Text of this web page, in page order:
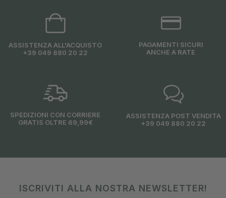
ASSISTENZA ALL'ACQUISTO
+39 049 880 20 22
PAGAMENTI SICURI
ANCHE A RATE
SPEDIZIONI CON CORRIERE
GRATIS OLTRE 69,99€
ASSISTENZA POST VENDITA
+39 049 880 20 22
ISCRIVITI ALLA NOSTRA NEWSLETTER!